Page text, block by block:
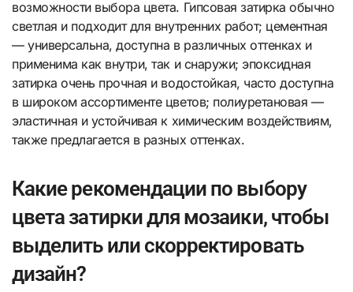
возможности выбора цвета. Гипсовая затирка обычно
светлая и подходит для внутренних работ; цементная
— универсальна, доступна в различных оттенках и
применима как внутри, так и снаружи; эпоксидная
затирка очень прочная и водостойкая, часто доступна
в широком ассортименте цветов; полиуретановая —
эластичная и устойчивая к химическим воздействиям,
также предлагается в разных оттенках.
Какие рекомендации по выбору
цвета затирки для мозаики, чтобы
выделить или скорректировать
дизайн?